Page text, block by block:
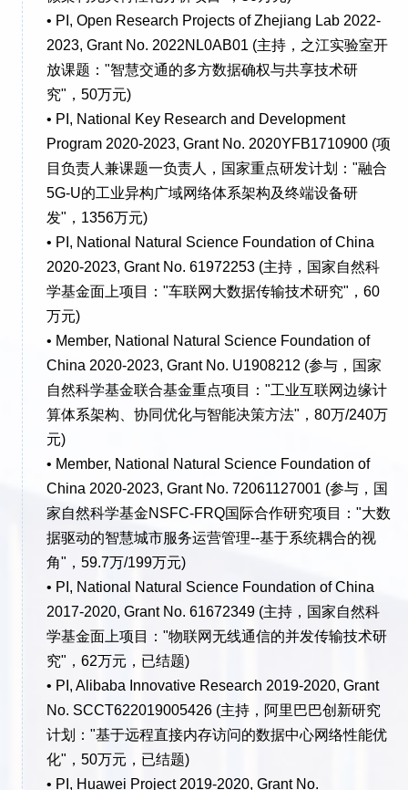
• PI, Open Research Projects of Zhejiang Lab 2022-
2023, Grant No. 2022NL0AB01 (主持，之江实验室开
放课题："智慧交通的多方数据确权与共享技术研
究"，50万元)
• PI, National Key Research and Development
Program 2020-2023, Grant No. 2020YFB1710900 (项
目负责人兼课题一负责人，国家重点研发计划："融合
5G-U的工业异构广域网络体系架构及终端设备研
发"，1356万元)
• PI, National Natural Science Foundation of China
2020-2023, Grant No. 61972253 (主持，国家自然科
学基金面上项目："车联网大数据传输技术研究"，60
万元)
• Member, National Natural Science Foundation of
China 2020-2023, Grant No. U1908212 (参与，国家
自然科学基金联合基金重点项目："工业互联网边缘计
算体系架构、协同优化与智能决策方法"，80万/240万
元)
• Member, National Natural Science Foundation of
China 2020-2023, Grant No. 72061127001 (参与，国
家自然科学基金NSFC-FRQ国际合作研究项目："大数
据驱动的智慧城市服务运营管理--基于系统耦合的视
角"，59.7万/199万元)
• PI, National Natural Science Foundation of China
2017-2020, Grant No. 61672349 (主持，国家自然科
学基金面上项目："物联网无线通信的并发传输技术研
究"，62万元，已结题)
• PI, Alibaba Innovative Research 2019-2020, Grant
No. SCCT622019005426 (主持，阿里巴巴创新研究
计划："基于远程直接内存访问的数据中心网络性能优
化"，50万元，已结题)
• PI, Huawei Project 2019-2020, Grant No.